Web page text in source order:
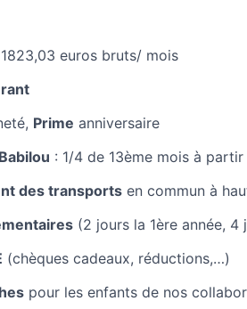
1823,03 euros bruts/ mois
Prime anniversaire
: 1/4 de 13ème mois à
des transports en commun à
(2 jours la 1ère année, 4
(chèques cadeaux, réductions,…)
pour les enfants de nos